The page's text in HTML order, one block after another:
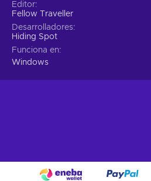
Cheap Beacon Pines key.
Editor
Fellow Traveller
Desarrolladores
Hiding Spot
Funciona en
Windows